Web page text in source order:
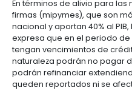
Data
centers
en
turismo
Logística
el
estado
6.
Propiedad
vínculos al sector de
pesos y el monto
millones de pesos
grandes empresas.
El gobierno dispuso
Agro Produce,